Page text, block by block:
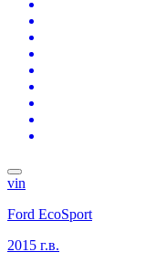
vin
Ford EcoSport
2015 г.в.